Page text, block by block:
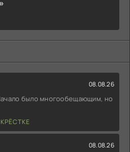
08.08.26
было многообещающим, но
08.08.26